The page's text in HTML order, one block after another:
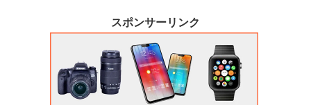
スポンサーリンク